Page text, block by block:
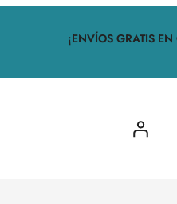
¡ENVÍOS GRATIS